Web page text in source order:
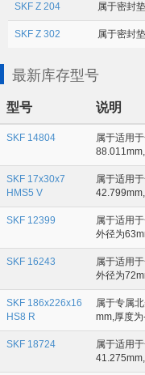
SKF Z 204 属于密封
SKF Z 302 属于密封
最新库存型号
型号 说明
SKF 14804
属于适用
SKF 17x30x7
HMS5 V
属于适用
SKF 12399
属于适用
外径为
SKF 16243
属于适用
外径为
SKF 186x226x16
HS8 R
属于专属
mm,厚度
SKF 18724
属于适用